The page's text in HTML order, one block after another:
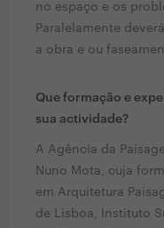
no espaço e os
Paralelamente
a obra e ou
Que formação e
sua actividade?
A Agência da
Nuno Mota, cuja
em Arquitetura
de Lisboa, Instituto